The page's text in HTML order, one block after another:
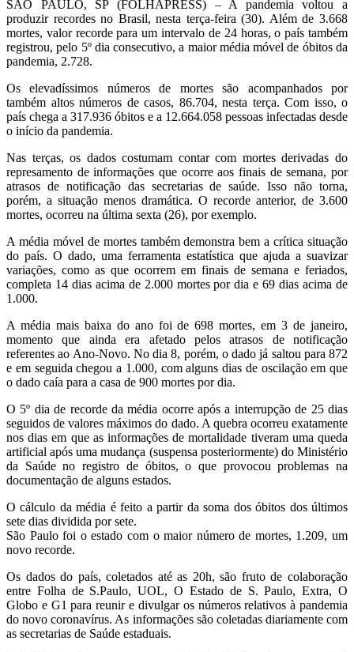
SÃO PAULO, SP (FOLHAPRESS) – A pandemia voltou a
produzir recordes no Brasil, nesta terça-feira (30). Além de 3.668
mortes, valor recorde para um intervalo de 24 horas, o país também
registrou, pelo 5º dia consecutivo, a maior média móvel de óbitos da
pandemia, 2.728.
Os elevadíssimos números de mortes são acompanhados por
também altos números de casos, 86.704, nesta terça. Com isso, o
país chega a 317.936 óbitos e a 12.664.058 pessoas infectadas desde
o início da pandemia.
Nas terças, os dados costumam contar com mortes derivadas do
represamento de informações que ocorre aos finais de semana, por
atrasos de notificação das secretarias de saúde. Isso não torna,
porém, a situação menos dramática. O recorde anterior, de 3.600
mortes, ocorreu na última sexta (26), por exemplo.
A média móvel de mortes também demonstra bem a crítica situação
do país. O dado, uma ferramenta estatística que ajuda a suavizar
variações, como as que ocorrem em finais de semana e feriados,
completa 14 dias acima de 2.000 mortes por dia e 69 dias acima de
1.000.
A média mais baixa do ano foi de 698 mortes, em 3 de janeiro,
momento que ainda era afetado pelos atrasos de notificação
referentes ao Ano-Novo. No dia 8, porém, o dado já saltou para 872
e em seguida chegou a 1.000, com alguns dias de oscilação em que
o dado caía para a casa de 900 mortes por dia.
O 5º dia de recorde da média ocorre após a interrupção de 25 dias
seguidos de valores máximos do dado. A quebra ocorreu exatamente
nos dias em que as informações de mortalidade tiveram uma queda
artificial após uma mudança (suspensa posteriormente) do Ministério
da Saúde no registro de óbitos, o que provocou problemas na
documentação de alguns estados.
O cálculo da média é feito a partir da soma dos óbitos dos últimos
sete dias dividida por sete.
São Paulo foi o estado com o maior número de mortes, 1.209, um
novo recorde.
Os dados do país, coletados até as 20h, são fruto de colaboração
entre Folha de S.Paulo, UOL, O Estado de S. Paulo, Extra, O
Globo e G1 para reunir e divulgar os números relativos à pandemia
do novo coronavírus. As informações são coletadas diariamente com
as secretarias de Saúde estaduais.